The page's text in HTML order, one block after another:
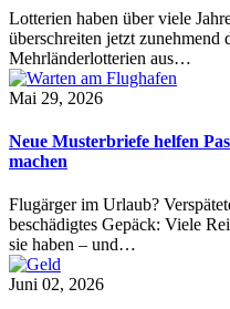
Lotterien haben über viele
überschreiten jetzt zunehmend
Mehrländerlotterien aus…
Mai 29, 2026
Neue Musterbriefe helfen
machen
Flugärger im Urlaub?
beschädigtes Gepäck: Viele
sie haben – und…
Juni 02, 2026